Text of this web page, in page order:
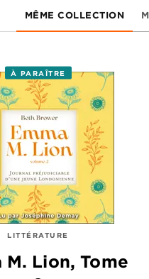
MÊME COLLECTION
À PARAÎTRE
LITTÉRATURE
M. Lion, Tome